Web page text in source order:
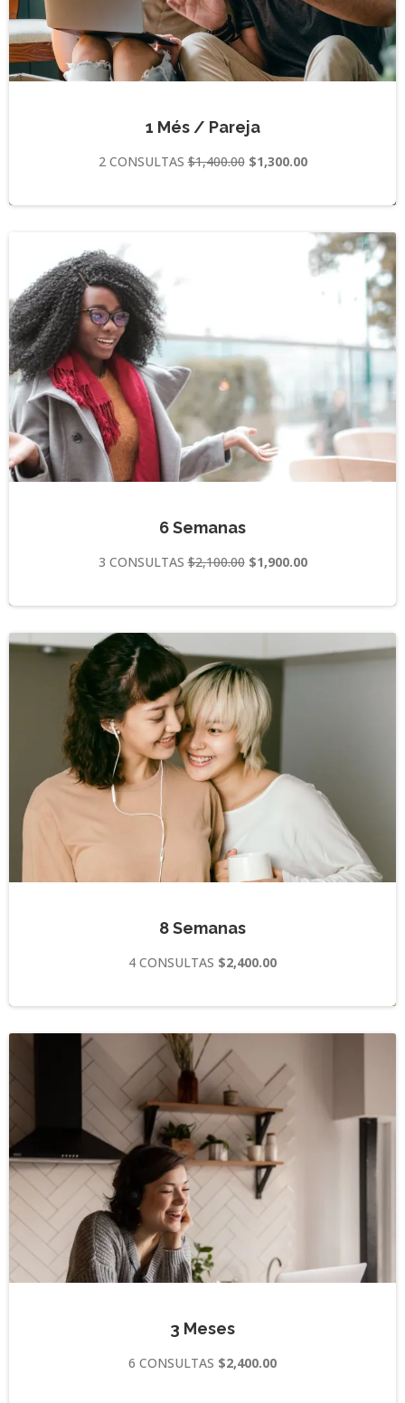
1 Més / Pareja
2 CONSULTAS$1,400.00 $1,300.00
6 Semanas
3 CONSULTAS$2,100.00 $1,900.00
8 Semanas
4 CONSULTAS $2,400.00
3 Meses
6 CONSULTAS $2,400.00